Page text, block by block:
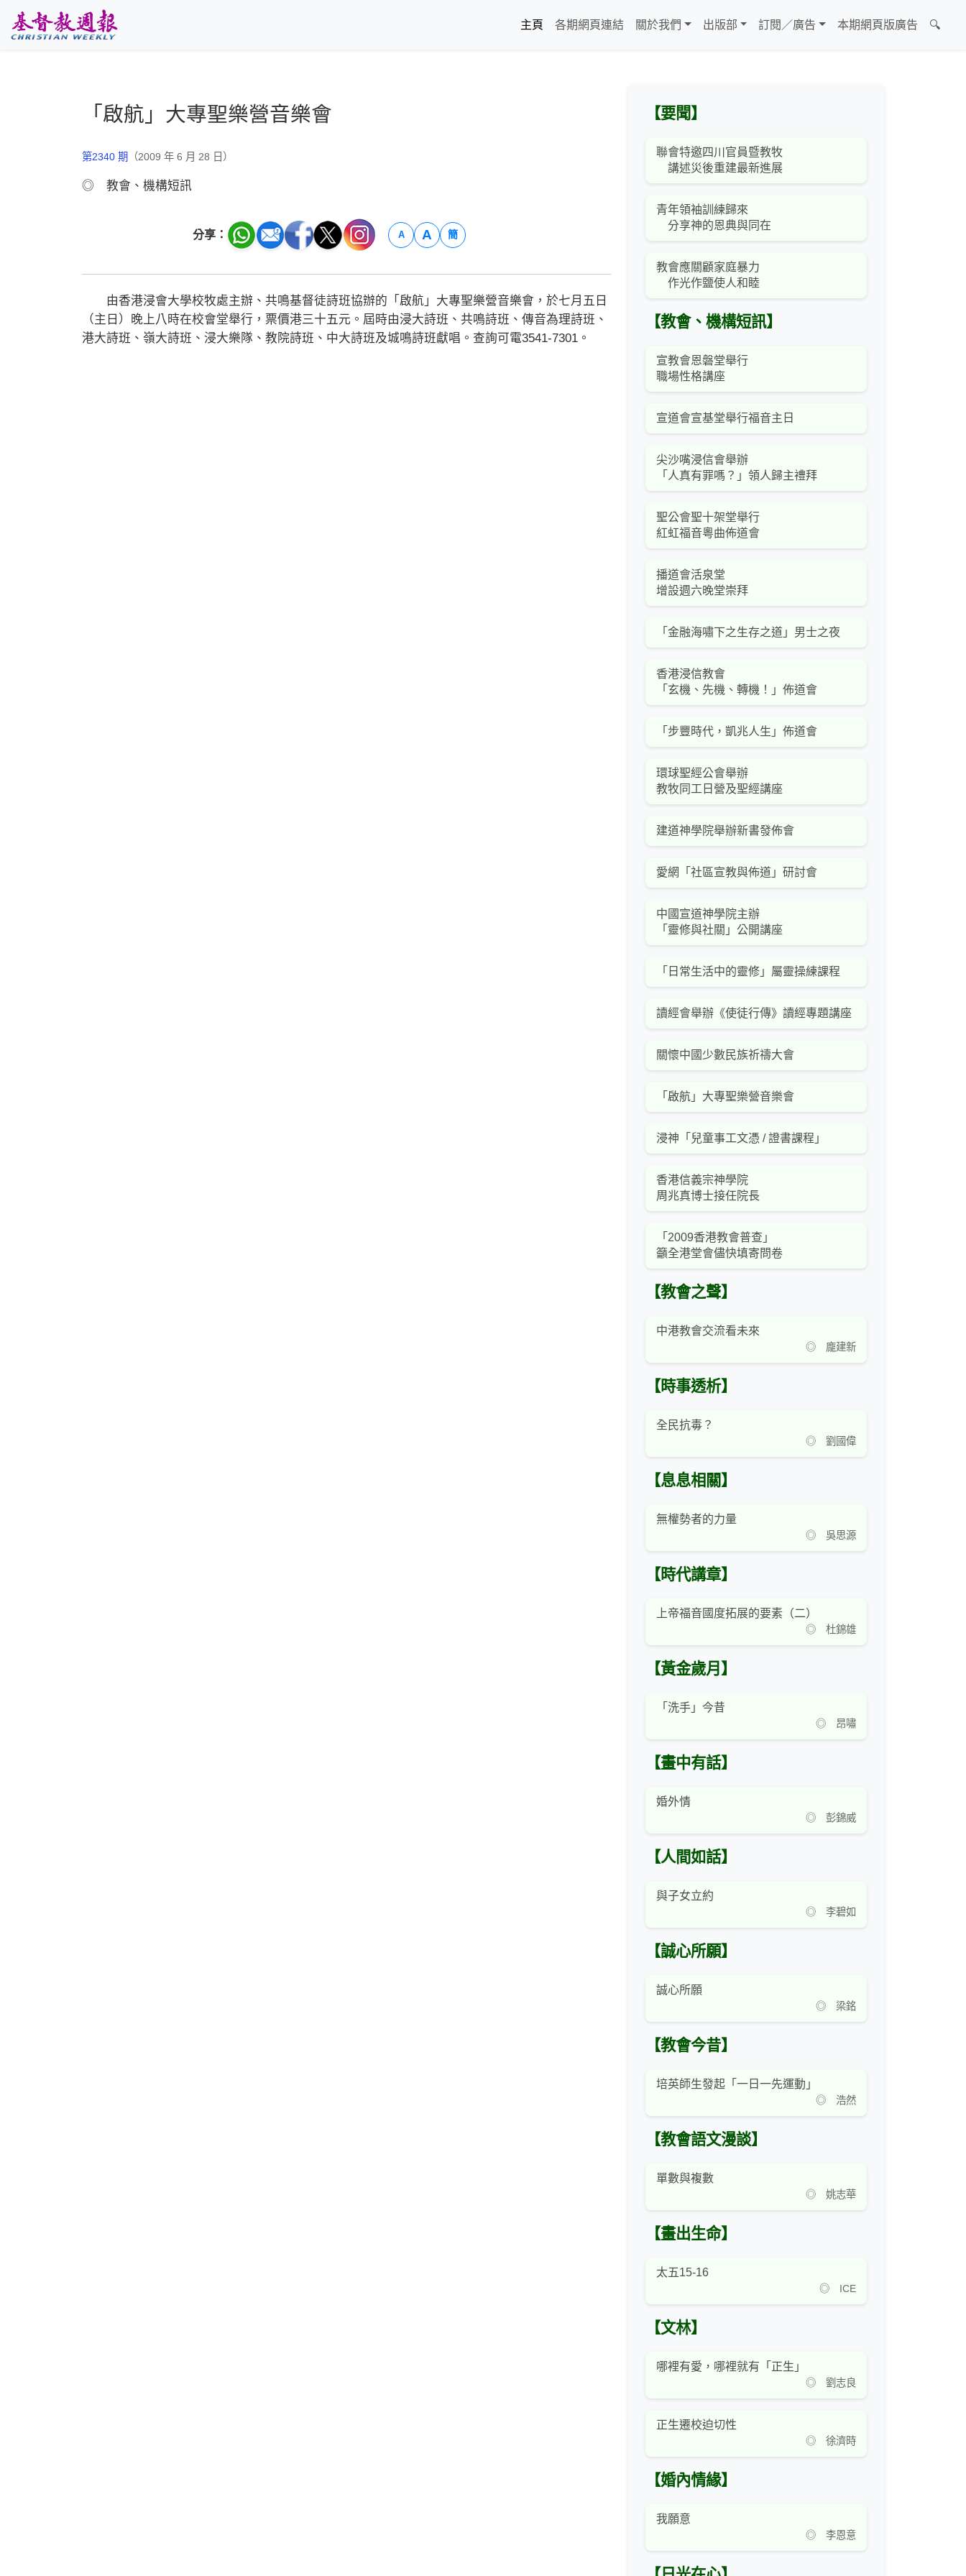
主頁
各期網頁連結 關於我們 出版部 訂閱／廣告 本期網頁版廣告 🔍
「啟航」大專聖樂營音樂會
第2340 期 （2009 年 6 月 28 日）
◎ 教會、機構短訊
分享： A A 簡
由香港浸會大學校牧處主辦、共鳴基督徒詩班協辦的「啟航」大專聖樂營音樂會，於七月五日
（主日）晚上八時在校會堂舉行，票價港三十五元。屆時由浸大詩班、共鳴詩班、傳音為理詩班、
港大詩班、嶺大詩班、浸大樂隊、教院詩班、中大詩班及城鳴詩班獻唱。查詢可電3541-7301。
【要聞】
聯會特邀四川官員暨教牧
講述災後重建最新進展
青年領袖訓練歸來
分享神的恩典與同在
教會應關顧家庭暴力
作光作鹽使人和睦
【教會、機構短訊】
宣教會恩磐堂舉行
職場性格講座
宣道會宣基堂舉行福音主日
尖沙嘴浸信會舉辦
「人真有罪嗎？」領人歸主禮拜
聖公會聖十架堂舉行
紅虹福音粵曲佈道會
播道會活泉堂
增設週六晚堂崇拜
「金融海嘯下之生存之道」男士之夜
香港浸信教會
「玄機、先機、轉機！」佈道會
「步豐時代，凱兆人生」佈道會
環球聖經公會舉辦
教牧同工日營及聖經講座
建道神學院舉辦新書發佈會
愛網「社區宣教與佈道」研討會
中國宣道神學院主辦
「靈修與社關」公開講座
「日常生活中的靈修」屬靈操練課程
讀經會舉辦《使徒行傳》讀經專題講座
關懷中國少數民族祈禱大會
「啟航」大專聖樂營音樂會
浸神「兒童事工文憑 / 證書課程」
香港信義宗神學院
周兆真博士接任院長
「2009香港教會普查」
籲全港堂會儘快填寄問卷
【教會之聲】
中港教會交流看未來
◎ 龐建新
【時事透析】
全民抗毒？
◎ 劉國偉
【息息相關】
無權勢者的力量
◎ 吳思源
【時代講章】
上帝福音國度拓展的要素（二）
◎ 杜錦雄
【黃金歲月】
「洗手」今昔
◎ 昂嘯
【畫中有話】
婚外情
◎ 彭錦威
【人間如話】
與子女立約
◎ 李碧如
【誠心所願】
誠心所願
◎ 梁銘
【教會今昔】
培英師生發起「一日一先運動」
◎ 浩然
【教會語文漫談】
單數與複數
◎ 姚志華
【畫出生命】
太五15-16
◎ ICE
【文林】
哪裡有愛，哪裡就有「正生」
◎ 劉志良
正生遷校迫切性
◎ 徐濟時
【婚內情緣】
我願意
◎ 李恩意